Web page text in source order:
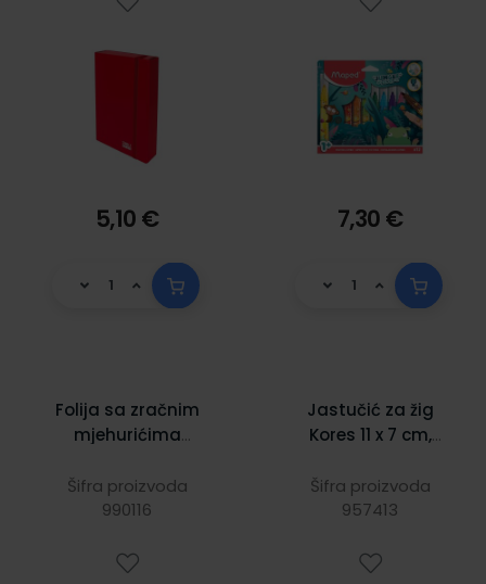
5,10 € 7,30 €
Folija sa zračnim
mjehurićima
Šifra proizvoda
990116
Jastučić za žig
Kores 11 x 7 cm,
Šifra proizvoda
957413